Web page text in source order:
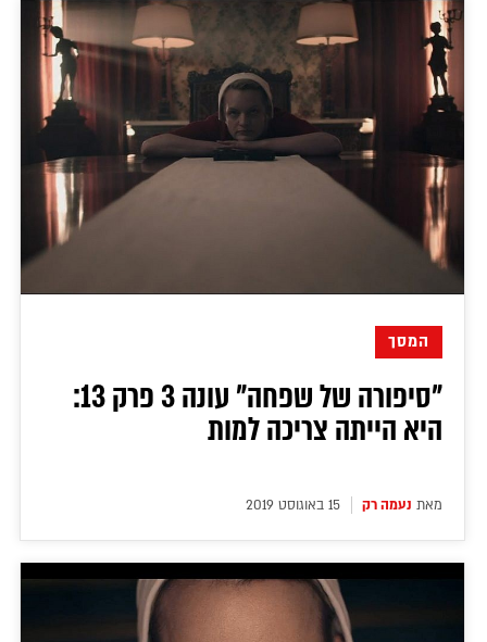
המסך
"סיפורה של שפחה" עונה 3 פרק 13:
היא הייתה צריכה למות
מאת נעמה רק 15 באוגוסט 2019